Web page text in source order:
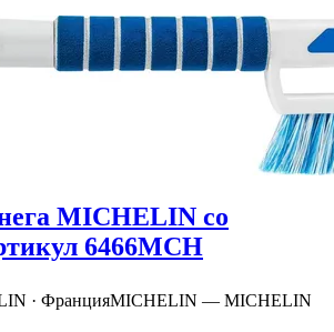
MICHELIN со
6466MCH
· ФранцияMICHELIN — MICHELIN